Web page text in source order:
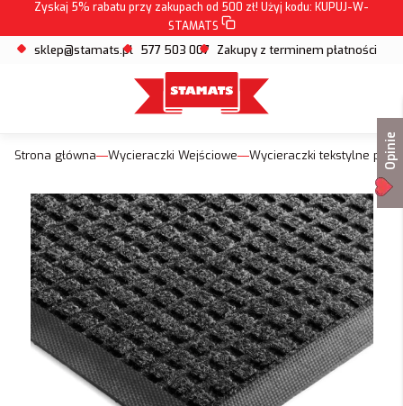
Zyskaj 5% rabatu przy zakupach od 500 zł! Użyj kodu: KUPUJ-W-
STAMATS
sklep@stamats.pl 577 503 007 Zakupy z terminem płatności
Strona główna Wycieraczki Wejściowe Wycieraczki tekstylne pod
Opinie